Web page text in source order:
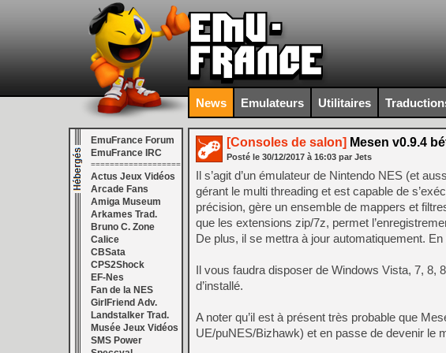
News Emulateurs Utilitaires
EmuFrance Forum
EmuFrance IRC
===================
Actus Jeux Vidéos
Arcade Fans
Amiga Museum
Arkames Trad.
Bruno C. Zone
Calice
CBSata
CPS2Shock
EF-Nes
Fan de la NES
GirlFriend Adv.
Landstalker Trad.
Musée Jeux Vidéos
SMS Power
[Consoles de salon] Mesen v0.9.4
Posté le 30/12/2017 à 16:03 par Jets
Il s’agit d’un émulateur de Nintendo NES (et
gérant le multi threading et est capable de
précision, gère un ensemble de mappers et
que les extensions zip/7z, permet
De plus, il se mettra à jour automatiquement.
Il vous faudra disposer de Windows Vista, 7, 8,
d’installé.
A noter qu’il est à présent très probable que
UE/puNES/Bizhawk) et en passe de devenir le